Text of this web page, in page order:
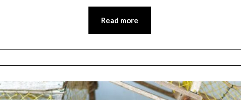
Read more